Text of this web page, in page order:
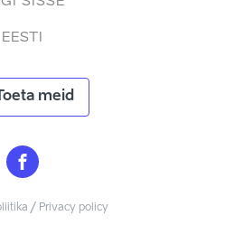
EESTI
Toeta meid
/ Privacy policy